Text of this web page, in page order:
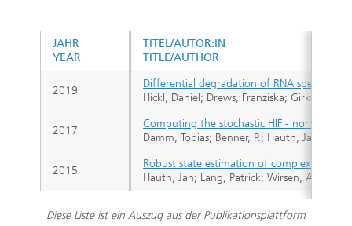
TITEL/AUTOR:IN
TITLE/AUTHOR
Differential degradation of RNA species by
Hickl, Daniel; Drews, Franziska; Girke,
Computing the stochastic HIF - norm by a
Damm, Tobias; Benner, P.; Hauth, Jan
Robust state estimation of complex systems
Hauth, Jan; Lang, Patrick; Wirsen, Andreas
JAHR
YEAR
2019
2017
2015
Diese Liste ist ein Auszug aus der Publikationsplattform